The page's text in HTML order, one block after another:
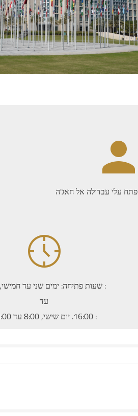
עלי עבדולה אל חאג'ה
:
עד
:16:00. יום שישי, 8:00 עד 13:00